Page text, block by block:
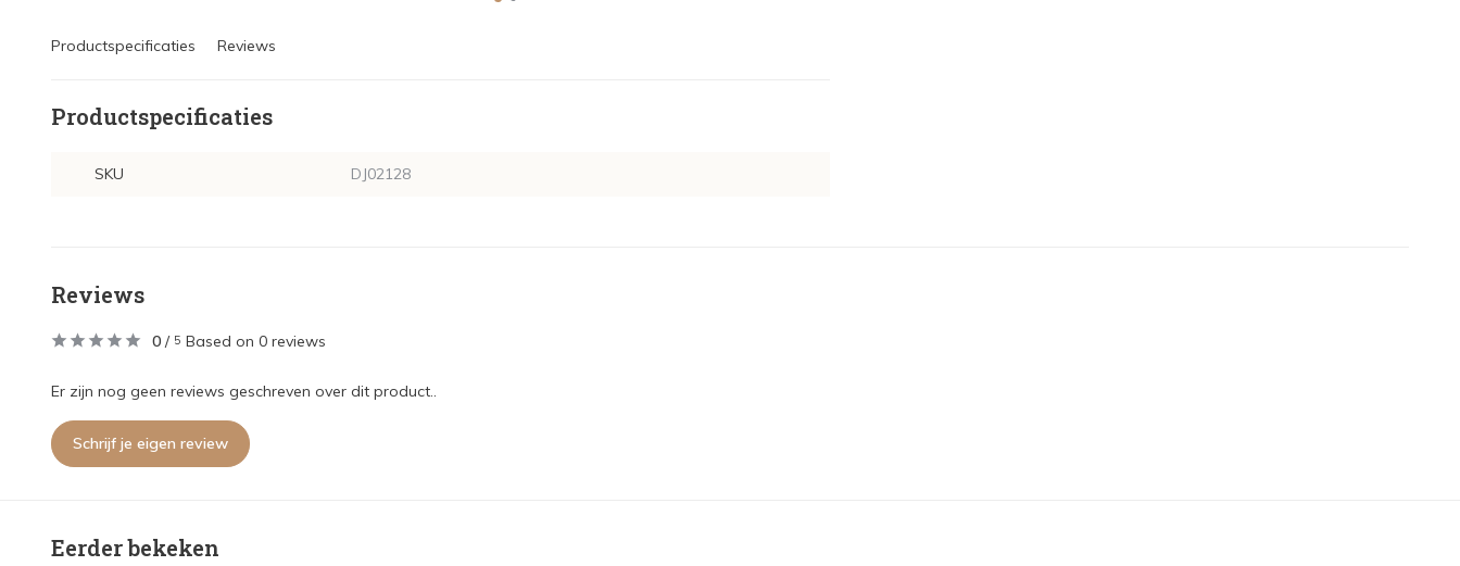
Productspecificaties Reviews
Productspecificaties
SKU DJ02128
Reviews
0 / 5 Based on 0 reviews
Er zijn nog geen reviews geschreven over dit product..
Schrijf je eigen review
Eerder bekeken